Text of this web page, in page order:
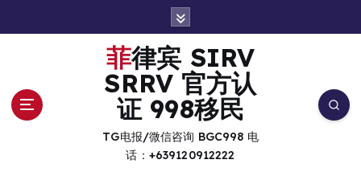
菲律宾 SIRV
SRRV 官方认
证 998移民
TG电报/微信咨询 BGC998 电
话：+639120912222